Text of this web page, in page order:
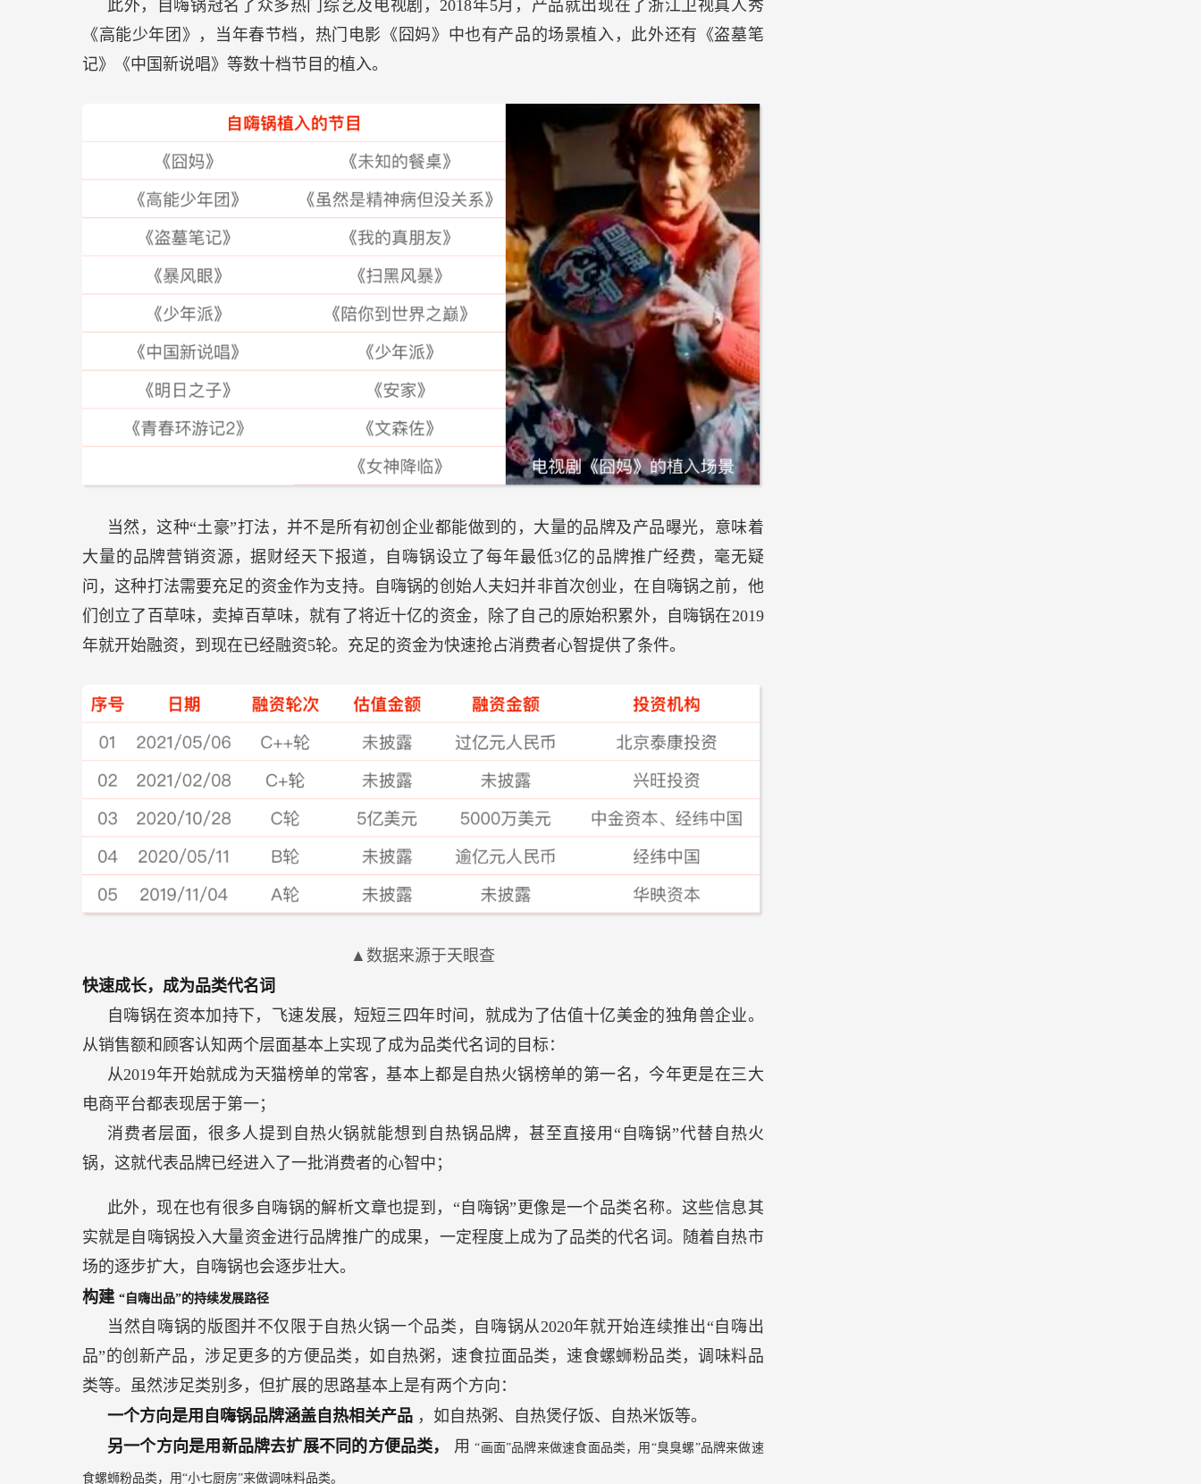
此外，自嗨锅冠名了众多热门综艺及电视剧，2018年5月，产品就出现在了浙江卫视真人秀
《高能少年团》，当年春节档，热门电影《囧妈》中也有产品的场景植入，此外还有《盗墓笔
记》《中国新说唱》等数十档节目的植入。
当然，这种“土豪”打法，并不是所有初创企业都能做到的，大量的品牌及产品曝光，意味着
大量的品牌营销资源，据财经天下报道，自嗨锅设立了每年最低3亿的品牌推广经费，毫无疑
问，这种打法需要充足的资金作为支持。自嗨锅的创始人夫妇并非首次创业，在自嗨锅之前，他
们创立了百草味，卖掉百草味，就有了将近十亿的资金，除了自己的原始积累外，自嗨锅在2019
年就开始融资，到现在已经融资5轮。充足的资金为快速抢占消费者心智提供了条件。
▲数据来源于天眼查
快速成长，成为品类代名词
自嗨锅在资本加持下，飞速发展，短短三四年时间，就成为了估值十亿美金的独角兽企业。
从销售额和顾客认知两个层面基本上实现了成为品类代名词的目标：
从2019年开始就成为天猫榜单的常客，基本上都是自热火锅榜单的第一名，今年更是在三大
电商平台都表现居于第一；
消费者层面，很多人提到自热火锅就能想到自热锅品牌，甚至直接用“自嗨锅”代替自热火
锅，这就代表品牌已经进入了一批消费者的心智中；
此外，现在也有很多自嗨锅的解析文章也提到，“自嗨锅”更像是一个品类名称。这些信息其
实就是自嗨锅投入大量资金进行品牌推广的成果，一定程度上成为了品类的代名词。随着自热市
场的逐步扩大，自嗨锅也会逐步壮大。
构建 “自嗨出品”的持续发展路径
当然自嗨锅的版图并不仅限于自热火锅一个品类，自嗨锅从2020年就开始连续推出“自嗨出
品”的创新产品，涉足更多的方便品类，如自热粥，速食拉面品类，速食螺蛳粉品类，调味料品
类等。虽然涉足类别多，但扩展的思路基本上是有两个方向：
一个方向是用自嗨锅品牌涵盖自热相关产品 ，如自热粥、自热煲仔饭、自热米饭等。
另一个方向是用新品牌去扩展不同的方便品类， 用“画面”品牌来做速食面品类，用“臭臭螺”品牌来做速
食螺蛳粉品类，用“小七厨房”来做调味料品类。